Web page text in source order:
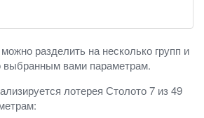
разделить на несколько групп и
выбранным вами параметрам.
лотерея Столото 7 из 49